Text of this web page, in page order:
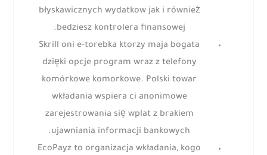
błyskawicznych wydatkow jak i również
bedziesz kontrolera finansowej.
Skrill oni e-torebka ktorzy maja bogata
dzięki opcje program wraz z telefony
komórkowe komorkowe. Polski towar
wkładania wspiera ci anonimowe
zarejestrowania się wplat z brakiem
ujawniania informacji bankowych.
EcoPayz to organizacja wkładania, kogo